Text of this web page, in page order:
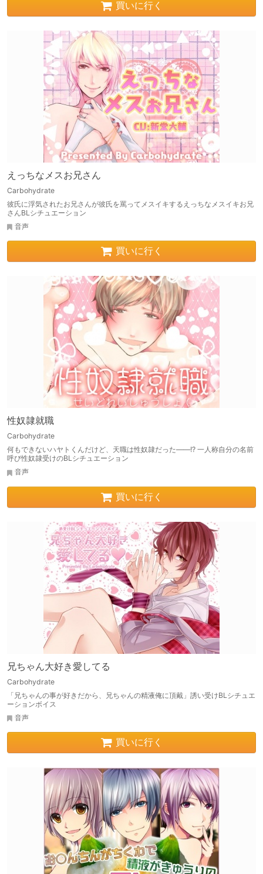
買いに行く
えっちなメスお兄さん
Carbohydrate
彼氏に浮気されたお兄さんが彼氏を罵ってメスイキするえっちなメスイキお兄
さんBLシチュエーション
音声
買いに行く
性奴隷就職
Carbohydrate
何もできないハヤトくんだけど、天職は性奴隷だった――!? 一人称自分の名前
呼び性奴隷受けのBLシチュエーション
音声
買いに行く
兄ちゃん大好き愛してる
Carbohydrate
「兄ちゃんの事が好きだから、兄ちゃんの精液俺に頂戴」誘い受けBLシチュエ
ーションボイス
音声
買いに行く